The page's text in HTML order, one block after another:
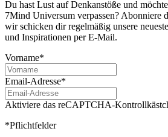
Du hast Lust auf Denkanstöße und
7Mind Universum verpassen? Abon­niere
wir schicken dir regelmäßig unsere
und Inspirationen per E-Mail.
Vorname*
Email-Adresse*
Aktiviere das reCAPTCHA-
*Pflichtfelder